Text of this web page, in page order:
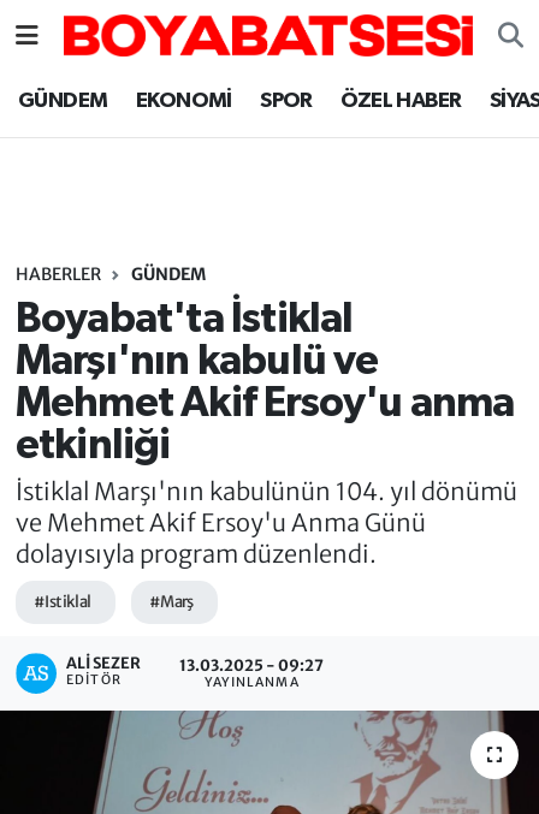
GÜNDEM EKONOMİ SPOR ÖZEL HABER
HABERLER GÜNDEM
Boyabat'ta İstiklal
Marşı'nın kabulü ve
Mehmet Akif Ersoy'u anma
etkinliği
İstiklal Marşı'nın kabulünün 104. yıl dönümü
ve Mehmet Akif Ersoy'u Anma Günü
dolayısıyla program düzenlendi.
#Istiklal #Marş
ALI SEZER
EDITÖR
13.03.2025 - 09:27
YAYINLANMA
Sinop Nöbetçi Eczaneler
Sinop Trafik Yoğunluk Haritası
Süper Lig Puan Durumu ve Fikstür
Tüm Manşetler
Son Dakika Haberleri
Haber Arşivi